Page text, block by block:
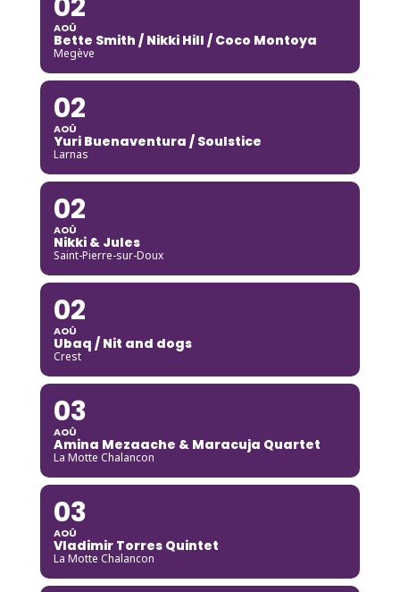
AOÛ
Bette Smith / Nikki Hill / Coco Montoya
Megève
02
AOÛ
Yuri Buenaventura / Soulstice
Larnas
02
AOÛ
Nikki & Jules
Saint-Pierre-sur-Doux
02
AOÛ
Ubaq / Nit and dogs
Crest
03
AOÛ
Amina Mezaache & Maracuja Quartet
La Motte Chalancon
03
AOÛ
Vladimir Torres Quintet
La Motte Chalancon